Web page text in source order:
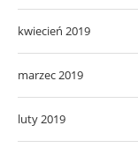
kwiecień 2019
marzec 2019
luty 2019